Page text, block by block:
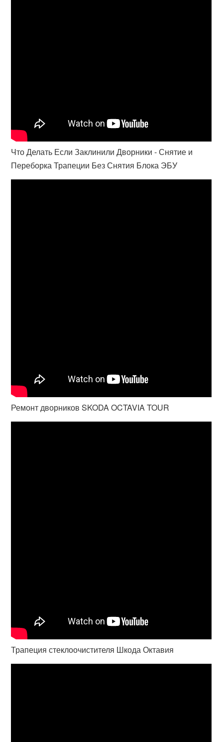
Что Делать Если Заклинили Дворники - Снятие и
Переборка Трапеции Без Снятия Блока ЭБУ
Ремонт дворников SKODA OCTAVIA TOUR
Трапеция стеклоочистителя Шкода Октавия